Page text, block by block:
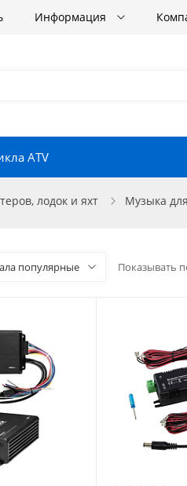
Информация
ATV
лодок и яхт Музыка
популярные Показывать